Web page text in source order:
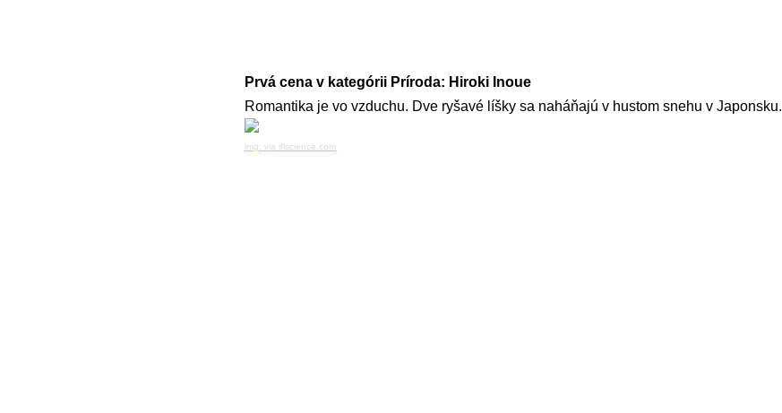
Prvá cena v kategórii Príroda: Hiroki Inoue
Romantika je vo vzduchu. Dve ryšavé líšky sa naháňajú v hustom snehu v Japonsku.
img: via iflscience.com